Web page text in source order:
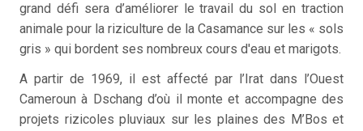
grand défi sera d’améliorer le travail du sol en traction
animale pour la riziculture de la Casamance sur les « sols
gris » qui bordent ses nombreux cours d'eau et marigots.
A partir de 1969, il est affecté par l’Irat dans l’Ouest
Cameroun à Dschang d’où il monte et accompagne des
projets rizicoles pluviaux sur les plaines des M’Bos et